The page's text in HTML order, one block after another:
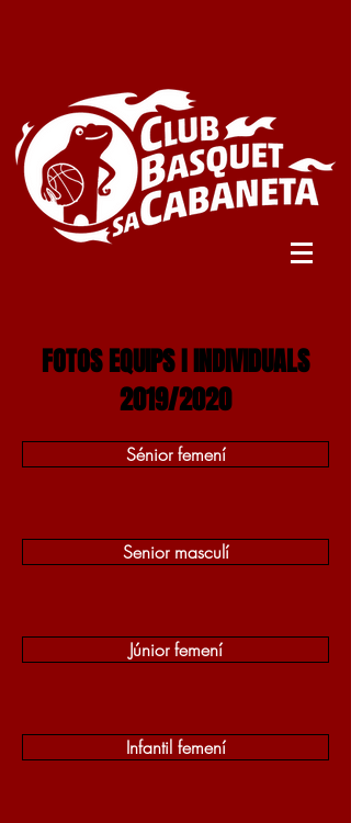
FOTOS EQUIPS I INDIVIDUALS
2019/2020
Sénior femení
Senior masculí
Júnior femení
Infantil femení